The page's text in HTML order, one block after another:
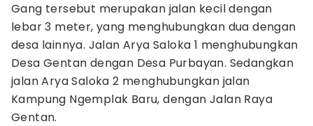
Gang tersebut merupakan jalan kecil dengan
lebar 3 meter, yang menghubungkan dua dengan
desa lainnya. Jalan Arya Saloka 1 menghubungkan
Desa Gentan dengan Desa Purbayan. Sedangkan
jalan Arya Saloka 2 menghubungkan jalan
Kampung Ngemplak Baru, dengan Jalan Raya
Gentan.